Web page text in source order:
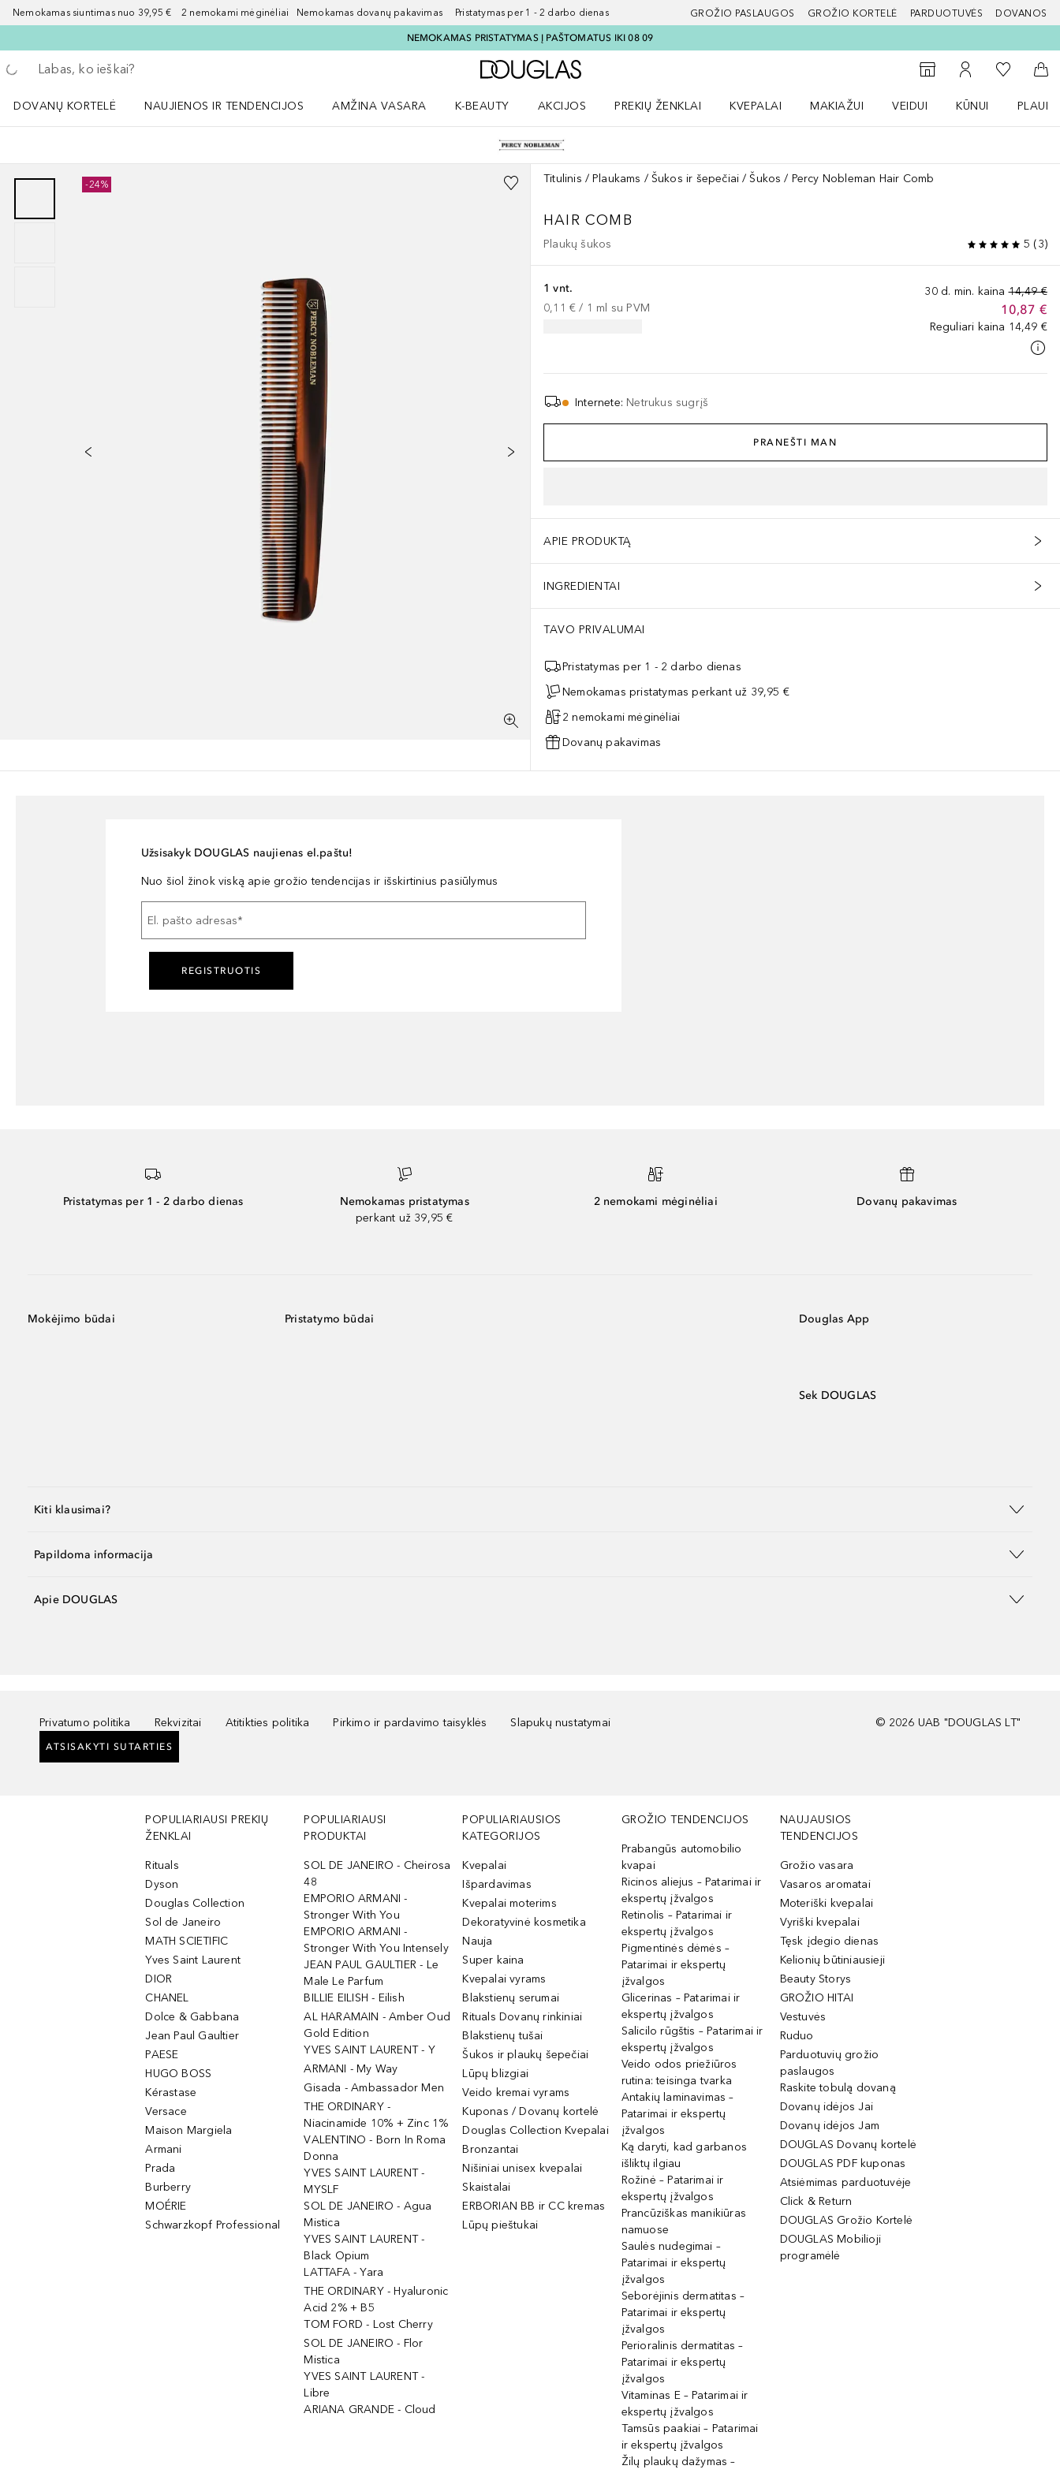
Nemokamas siuntimas nuo 39,95 € 2 nemokami mėginėliai Nemokamas dovanų pakavimas Pristatymas per 1 - 2 darbo dienas GROŽIO PASLAUGOS GROŽIO KORTELĖ PARDUOTUVĖS DOVANOS
NEMOKAMAS PRISTATYMAS Į PAŠTOMATUS IKI 08 09
Grįžk atgal
Vykdykite paiešką
Į Douglas pagrindinį puslapį
Į parduotuvių paiešką
Į mano paskyrą
Į mano
Į
DOVANŲ KORTELĖ
NAUJIENOS IR TENDENCIJOS
AMŽINA VASARA
K-BEAUTY
AKCIJOS
PREKIŲ ŽENKLAI
KVEPALAI
MAKIAŽUI
VEIDUI
KŪNUI
-24% Titulinis Plaukams Šukos ir šepečiai Šukos Percy Nobleman Hair Comb
HAIR COMB
Plaukų šukos 5 (3)
30 d. min. kaina 14,49 €
10,87 €
Reguliari kaina 14,49 €
1 vnt.
0,11 € / 1 ml su PVM
Internete: Netrukus sugrįš
PRANEŠTI MAN
APIE PRODUKTĄ
INGREDIENTAI
TAVO PRIVALUMAI
Pristatymas per 1 - 2 darbo dienas
Nemokamas pristatymas perkant už 39,95 €
2 nemokami mėginėliai
Dovanų pakavimas
Užsisakyk DOUGLAS naujienas el.paštu!
Nuo šiol žinok viską apie grožio tendencijas ir išskirtinius pasiūlymus
El. pašto adresas*
REGISTRUOTIS
Pristatymas per 1 - 2 darbo dienas
Nemokamas pristatymas
perkant už 39,95 €
2 nemokami mėginėliai Dovanų pakavimas
Mokėjimo būdai Pristatymo būdai Douglas App
Sek DOUGLAS
Kiti klausimai?
Papildoma informacija
Apie DOUGLAS
Privatumo politika Rekvizitai Atitikties politika Pirkimo ir pardavimo taisyklės Slapukų nustatymai
ATSISAKYTI SUTARTIES
© 2026 UAB "DOUGLAS LT"
POPULIARIAUSI PREKIŲ
ŽENKLAI
Rituals
Dyson
Douglas Collection
Sol de Janeiro
MATH SCIETIFIC
Yves Saint Laurent
DIOR
CHANEL
Dolce & Gabbana
Jean Paul Gaultier
PAESE
HUGO BOSS
Kérastase
Versace
Maison Margiela
Armani
Prada
Burberry
MOÉRIE
Schwarzkopf Professional
POPULIARIAUSI
PRODUKTAI
SOL DE JANEIRO - Cheirosa
48
EMPORIO ARMANI -
Stronger With You
EMPORIO ARMANI -
Stronger With You Intensely
JEAN PAUL GAULTIER - Le
Male Le Parfum
BILLIE EILISH - Eilish
AL HARAMAIN - Amber Oud
Gold Edition
YVES SAINT LAURENT - Y
ARMANI - My Way
Gisada - Ambassador Men
THE ORDINARY -
Niacinamide 10% + Zinc 1%
VALENTINO - Born In Roma
Donna
YVES SAINT LAURENT -
MYSLF
SOL DE JANEIRO - Agua
Mistica
YVES SAINT LAURENT -
Black Opium
LATTAFA - Yara
THE ORDINARY - Hyaluronic
Acid 2% + B5
TOM FORD - Lost Cherry
SOL DE JANEIRO - Flor
Mistica
YVES SAINT LAURENT -
Libre
ARIANA GRANDE - Cloud
POPULIARIAUSIOS
KATEGORIJOS
Kvepalai
Išpardavimas
Kvepalai moterims
Dekoratyvinė kosmetika
Nauja
Super kaina
Kvepalai vyrams
Blakstienų serumai
Rituals Dovanų rinkiniai
Blakstienų tušai
Šukos ir plaukų šepečiai
Lūpų blizgiai
Veido kremai vyrams
Kuponas / Dovanų kortelė
Douglas Collection Kvepalai
Bronzantai
Nišiniai unisex kvepalai
Skaistalai
ERBORIAN BB ir CC kremas
Lūpų pieštukai
GROŽIO TENDENCIJOS
Prabangūs automobilio
kvapai
Ricinos aliejus – Patarimai ir
ekspertų įžvalgos
Retinolis – Patarimai ir
ekspertų įžvalgos
Pigmentinės dėmės –
Patarimai ir ekspertų
įžvalgos
Glicerinas – Patarimai ir
ekspertų įžvalgos
Salicilo rūgštis – Patarimai ir
ekspertų įžvalgos
Veido odos priežiūros
rutina: teisinga tvarka
Antakių laminavimas –
Patarimai ir ekspertų
įžvalgos
Ką daryti, kad garbanos
išliktų ilgiau
Rožinė – Patarimai ir
ekspertų įžvalgos
Prancūziškas manikiūras
namuose
Saulės nudegimai –
Patarimai ir ekspertų
įžvalgos
Seborėjinis dermatitas –
Patarimai ir ekspertų
įžvalgos
Perioralinis dermatitas –
Patarimai ir ekspertų
įžvalgos
Vitaminas E – Patarimai ir
ekspertų įžvalgos
Tamsūs paakiai – Patarimai
ir ekspertų įžvalgos
Žilų plaukų dažymas –
NAUJAUSIOS
TENDENCIJOS
Grožio vasara
Vasaros aromatai
Moteriški kvepalai
Vyriški kvepalai
Tęsk įdegio dienas
Kelionių būtiniausieji
Beauty Storys
GROŽIO HITAI
Vestuvės
Ruduo
Parduotuvių grožio
paslaugos
Raskite tobulą dovaną
Dovanų idėjos Jai
Dovanų idėjos Jam
DOUGLAS Dovanų kortelė
DOUGLAS PDF kuponas
Atsiėmimas parduotuvėje
Click & Return
DOUGLAS Grožio Kortelė
DOUGLAS Mobilioji
programėlė